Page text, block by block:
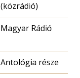
(közrádió)
Magyar Rádió
Antológia része